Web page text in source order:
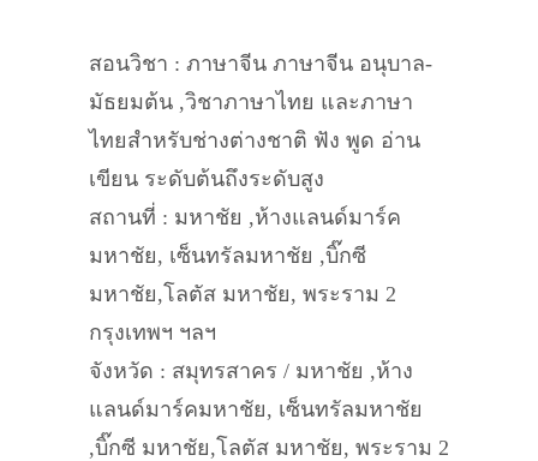
สอนวิชา : ภาษาจีน ภาษาจีน อนุบาล-
มัธยมต้น ,วิชาภาษาไทย และภาษา
ไทยสำหรับช่างต่างชาติ ฟัง พูด อ่าน
เขียน ระดับต้นถึงระดับสูง
สถานที่ : มหาชัย ,ห้างแลนด์มาร์ค
มหาชัย, เซ็นทรัลมหาชัย ,บิ๊กซี
มหาชัย,โลตัส มหาชัย, พระราม 2
กรุงเทพฯ ฯลฯ
จังหวัด : สมุทรสาคร / มหาชัย ,ห้าง
แลนด์มาร์คมหาชัย, เซ็นทรัลมหาชัย
,บิ๊กซี มหาชัย,โลตัส มหาชัย, พระราม 2